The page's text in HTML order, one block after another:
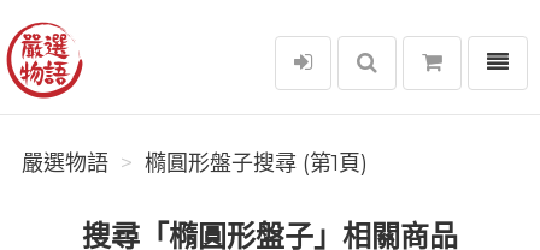
嚴選物語
選單
嚴選物語 橢圓形盤子搜尋 (第1頁)
搜尋「橢圓形盤子」相關商品